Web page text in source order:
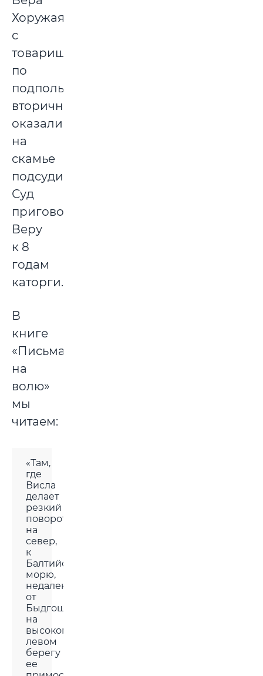
Хоружая
с
товарищами
по
подполью
вторично
оказались
на
скамье
подсудимых.
Суд
приговорил
Веру
к 8
годам
каторги.
В
книге
«Письма
на
волю»
мы
читаем:
«Там,
где
Висла
делает
резкий
поворот
на
север,
к
Балтийскому
морю,
недалеко
от
Быдгоща,
на
высоком
левом
берегу
ее